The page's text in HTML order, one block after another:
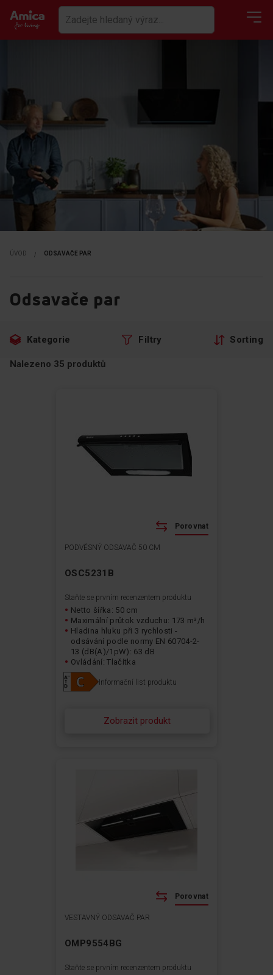
ÚVOD ODSAVAČE PAR
Odsavače par
na
Kategorie Filtry Sorting
Nalezeno 35 produktů
PODVĚSNÝ ODSAVAČ 50 CM
OSC5231B
Zobrazit produkt
Staňte se prvním recenzentem produktu
Netto šířka: 50 cm
Maximální průtok vzduchu: 173 m³/h
Hladina hluku při 3 rychlosti -
odsávání podle normy EN 60704-2-
13 (dB(A)/1pW): 63 dB
Ovládání: Tlačítka
Typ osvětlení: LED
Informační list produktu
Porovnat
VESTAVNÝ ODSAVAČ PAR
OMP9554BG
Staňte se prvním recenzentem produktu
Porovnat
na